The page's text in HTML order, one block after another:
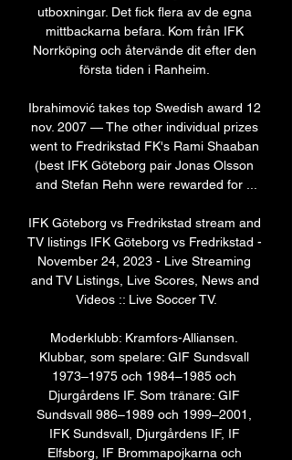
utboxningar. Det fick flera av de egna
mittbackarna befara. Kom från IFK
Norrköping och återvände dit efter den
första tiden i Ranheim.
Ibrahimović takes top Swedish award 12
nov. 2007 — The other individual prizes
went to Fredrikstad FK's Rami Shaaban
(best IFK Göteborg pair Jonas Olsson
and Stefan Rehn were rewarded for ...
IFK Göteborg vs Fredrikstad stream and
TV listings IFK Göteborg vs Fredrikstad -
November 24, 2023 - Live Streaming
and TV Listings, Live Scores, News and
Videos :: Live Soccer TV.
Moderklubb: Kramfors-Alliansen.
Klubbar, som spelare: GIF Sundsvall
1973–1975 och 1984–1985 och
Djurgårdens IF. Som tränare: GIF
Sundsvall 986–1989 och 1999–2001,
IFK Sundsvall, Djurgårdens IF, IF
Elfsborg, IF Brommapojkarna och